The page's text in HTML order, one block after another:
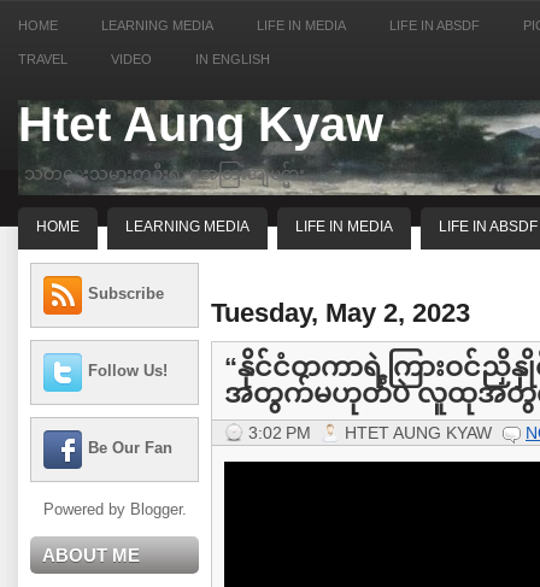
HOME LEARNING MEDIA LIFE IN MEDIA LIFE IN ABSDF
TRAVEL VIDEO IN ENGLISH
Htet Aung Kyaw
သတင္းသမားတဦးရဲ့ အေတြးအျမင္မ်ား
HOME LEARNING MEDIA LIFE IN MEDIA LIFE IN ABSDF
Subscribe
Follow Us!
Be Our Fan
Powered by Blogger.
ABOUT ME
Tuesday, May 2, 2023
“နိုင်ငံတကာရဲ့ကြားဝင်ညှိနှို
အတွက်မဟုတ်ပဲ လူထုအတွက်
3:02 PM HTET AUNG KYAW